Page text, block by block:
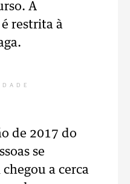
A
restrita à
de 2017 do
se
a cerca